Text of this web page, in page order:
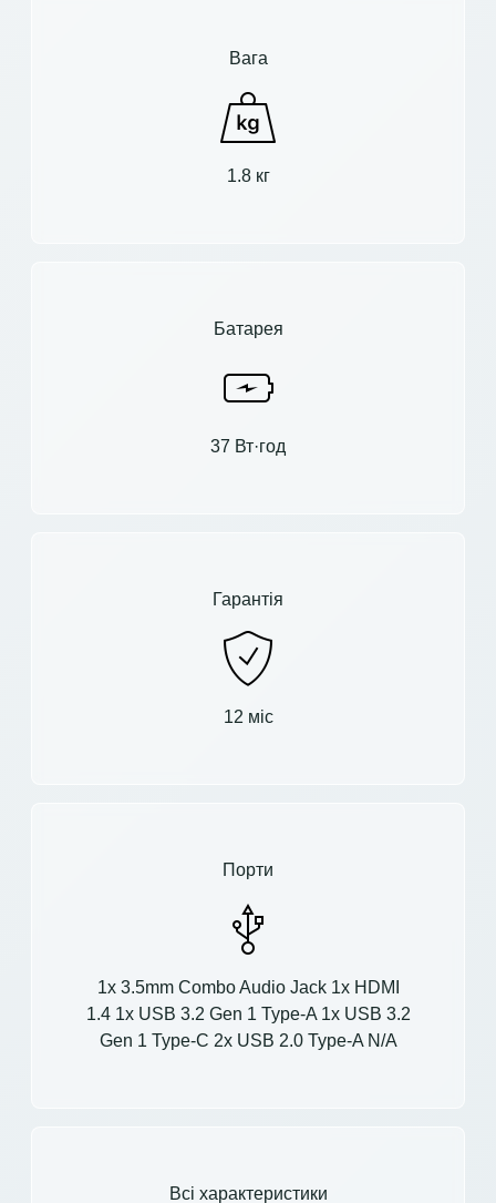
Вага
1.8 кг
Батарея
37 Вт·год
Гарантія
12 міс
Порти
1x 3.5mm Combo Audio Jack 1x HDMI
1.4 1x USB 3.2 Gen 1 Type-A 1x USB 3.2
Gen 1 Type-C 2x USB 2.0 Type-A N/A
Всі характеристики